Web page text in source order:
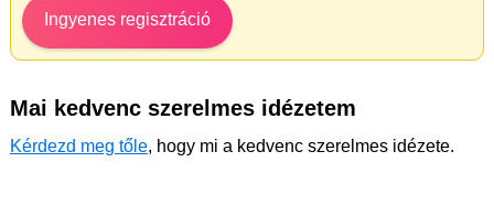
Ingyenes regisztráció
Mai kedvenc szerelmes idézetem
Kérdezd meg tőle, hogy mi a kedvenc szerelmes idézete.